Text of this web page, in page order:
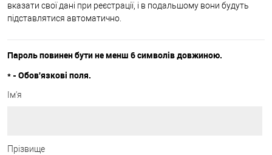
вказати свої дані при реєстрації, і в подальшому вони будуть
підставлятися автоматично.
Пароль повинен бути не менш 6 символів довжиною.
* - Обов'язкові поля.
Ім'я
Прізвище